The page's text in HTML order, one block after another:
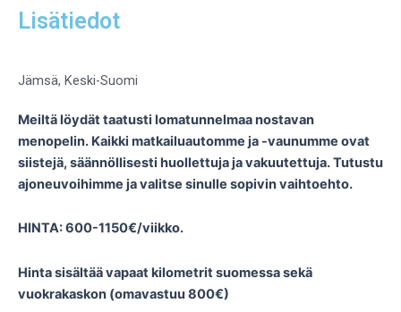
Lisätiedot
Jämsä, Keski-Suomi
Meiltä löydät taatusti lomatunnelmaa nostavan
menopelin. Kaikki matkailuautomme ja -vaunumme ovat
siistejä, säännöllisesti huollettuja ja vakuutettuja. Tutustu
ajoneuvoihimme ja valitse sinulle sopivin vaihtoehto.
HINTA: 600-1150€/viikko.
Hinta sisältää vapaat kilometrit suomessa sekä
vuokrakaskon (omavastuu 800€)